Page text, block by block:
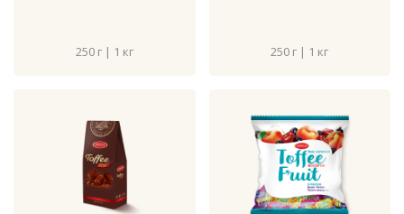
250 г | 1 кг 250 г | 1 кг